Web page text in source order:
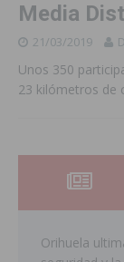
Media
21/03/2019
Unos 350
23 kilómetros de
Orihuela